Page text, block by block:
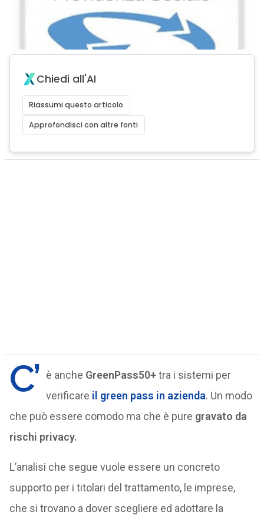
Chiedi all'AI
Riassumi questo articolo
Approfondisci con altre fonti
C’ è anche GreenPass50+tra i sistemi per
verificare il green pass in azienda. Un modo
che può essere comodo ma che è pure gravato da
rischi privacy.
L’analisi che segue vuole essere un concreto
supporto per i titolari del trattamento, le imprese,
che si trovano a dover scegliere ed adottare la